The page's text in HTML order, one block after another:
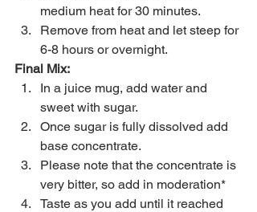
medium heat for 30 minutes.
Remove from heat and let steep for
6-8 hours or overnight.
Final Mix:
In a juice mug, add water and
sweet with sugar.
Once sugar is fully dissolved add
base concentrate.
Please note that the concentrate is
very bitter, so add in moderation*
Taste as you add until it reached